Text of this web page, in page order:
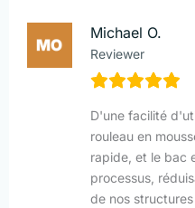
Michael O.
Reviewer
D'une facilité
rouleau en
rapide, et le bac
processus,
de nos